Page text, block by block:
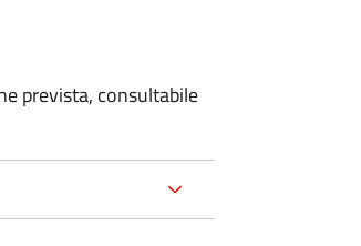
prevista, consultabile